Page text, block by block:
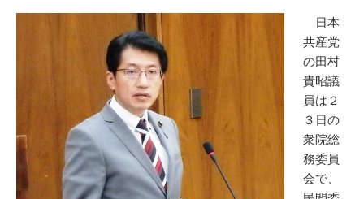
日本
共産党
の田村
貴昭議
員は２
３日の
衆院総
務委員
会で、